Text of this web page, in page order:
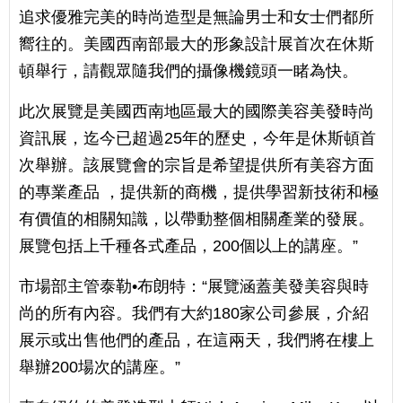
追求優雅完美的時尚造型是無論男士和女士們都所
嚮往的。美國西南部最大的形象設計展首次在休斯
頓舉行，請觀眾隨我們的攝像機鏡頭一睹為快。
此次展覽是美國西南地區最大的國際美容美發時尚
資訊展，迄今已超過25年的歷史，今年是休斯頓首
次舉辦。該展覽會的宗旨是希望提供所有美容方面
的專業產品 ，提供新的商機，提供學習新技術和極
有價值的相關知識，以帶動整個相關產業的發展。
展覽包括上千種各式產品，200個以上的講座。”
市場部主管泰勒•布朗特：“展覽涵蓋美發美容與時
尚的所有內容。我們有大約180家公司參展，介紹
展示或出售他們的產品，在這兩天，我們將在樓上
舉辦200場次的講座。”